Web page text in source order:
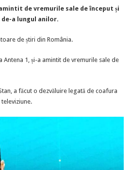
de vremurile sale de început și
a lungul anilor.
de știri din România.
1, și-a amintit de vremurile sale de
a făcut o dezvăluire legată de coafura